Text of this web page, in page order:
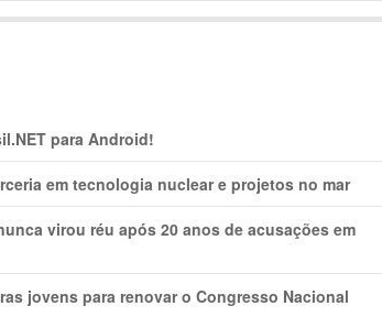
para Android!
em tecnologia nuclear e projetos no mar
virou réu após 20 anos de acusações em
jovens para renovar o Congresso Nacional